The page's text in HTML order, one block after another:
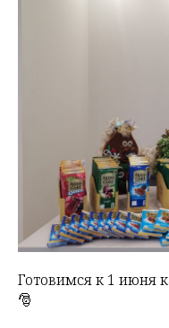
Готовимся к 1 июня
🎅